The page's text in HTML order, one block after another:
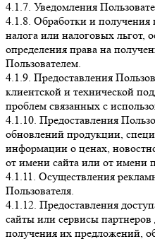
4.1.7. Уведомления
4.1.8. Обработки и получения
налога или налоговых льгот,
определения права на
Пользователем.
4.1.9. Предоставления
клиентской и технической
проблем связанных с
4.1.10. Предоставления
обновлений продукции,
информации о ценах,
от имени сайта или от имени
4.1.11. Осуществления
Пользователя.
4.1.12. Предоставления
сайты или сервисы партнеров
получения их предложений,